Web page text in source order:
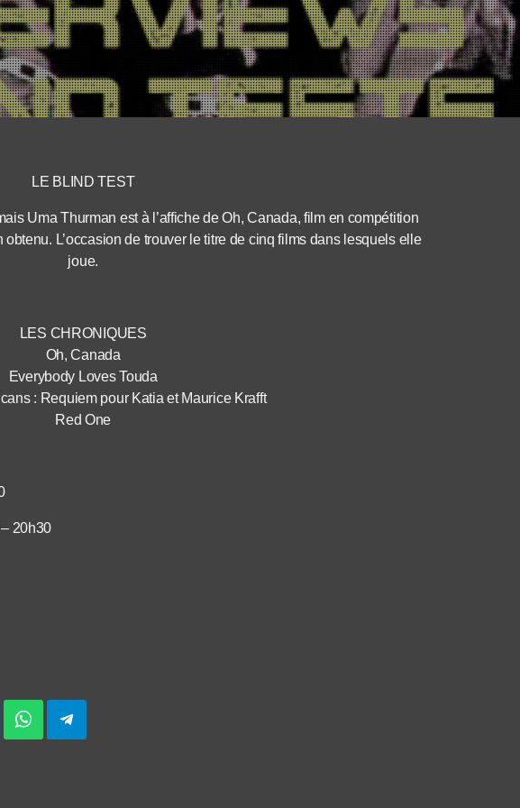
LE BLIND TEST
Uma Thurman est à l’affiche de Oh, Canada, film en compétition
L’occasion de trouver le titre de cinq films dans lesquels elle
joue.
LES CHRONIQUES
Oh, Canada
Everybody Loves Touda
: Requiem pour Katia et Maurice Krafft
Red One
20h30